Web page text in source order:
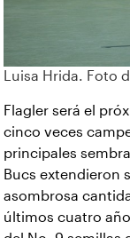
Luisa Hrida. Foto
Flagler será el
cinco veces
principales
Bucs extendieron
asombrosa
últimos cuatro